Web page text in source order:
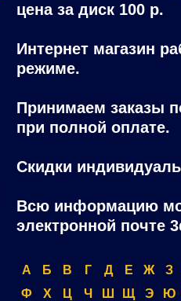
цена за диск 100 р.
Интернет магазин
режиме.
Принимаем заказы
при полной оплате.
Скидки
Всю информацию
электронной почте
А Б В Г Д Е Ж
З
Ф
Х Ц Ч Ш Щ Э
Ю